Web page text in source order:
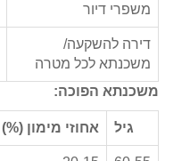
משפרי דיור
דירה להשקעה/
משכנתא לכל מטרה
משכנתא הפוכה:
גיל אחוזי מימון (%)